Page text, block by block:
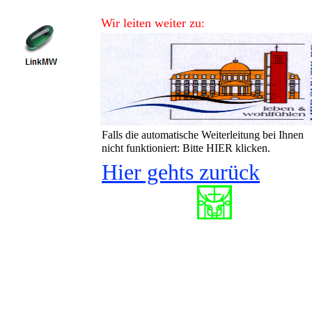
Wir leiten weiter zu:
Falls die automatische Weiterleitung bei Ihnen
nicht funktioniert: Bitte HIER klicken.
Hier gehts zurück